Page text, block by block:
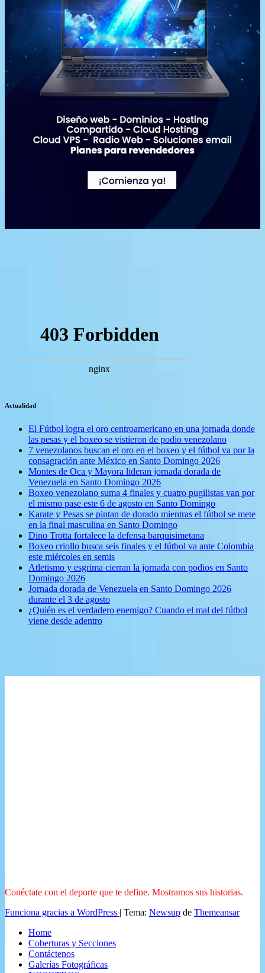
Actualidad
El Fútbol logra el oro centroamericano en una jornada donde
las pesas y el boxeo se vistieron de podio venezolano
7 venezolanos buscan el oro en el boxeo y el fútbol va por la
consagración ante México en Santo Domingo 2026
Montes de Oca y Mayora lideran jornada dorada de
Venezuela en Santo Domingo 2026
Boxeo venezolano suma 4 finales y cuatro pugilistas van por
el mismo pase este 6 de agosto en Santo Domingo
Karate y Pesas se pintan de dorado mientras el fútbol se mete
en la final masculina en Santo Domingo
Dino Trotta fortalece la defensa barquisimetana
Boxeo criollo busca seis finales y el fútbol va ante Colombia
este miércoles en semis
Atletismo y esgrima cierran la jornada con podios en Santo
Domingo 2026
Jornada dorada de Venezuela en Santo Domingo 2026
durante el 3 de agosto
¿Quién es el verdadero enemigo? Cuando el mal del fútbol
viene desde adentro
Conéctate con el deporte que te define. Mostramos sus historias.
Funciona gracias a WordPress | Tema: Newsup de Themeansar
Home
Coberturas y Secciones
Contáctenos
Galerías Fotográficas